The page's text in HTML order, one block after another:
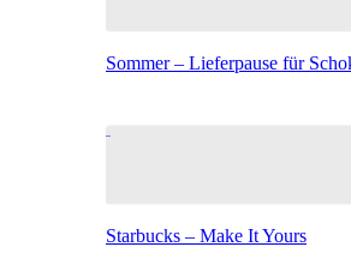
Sommer – Lieferpause für
Starbucks – Make It Yours